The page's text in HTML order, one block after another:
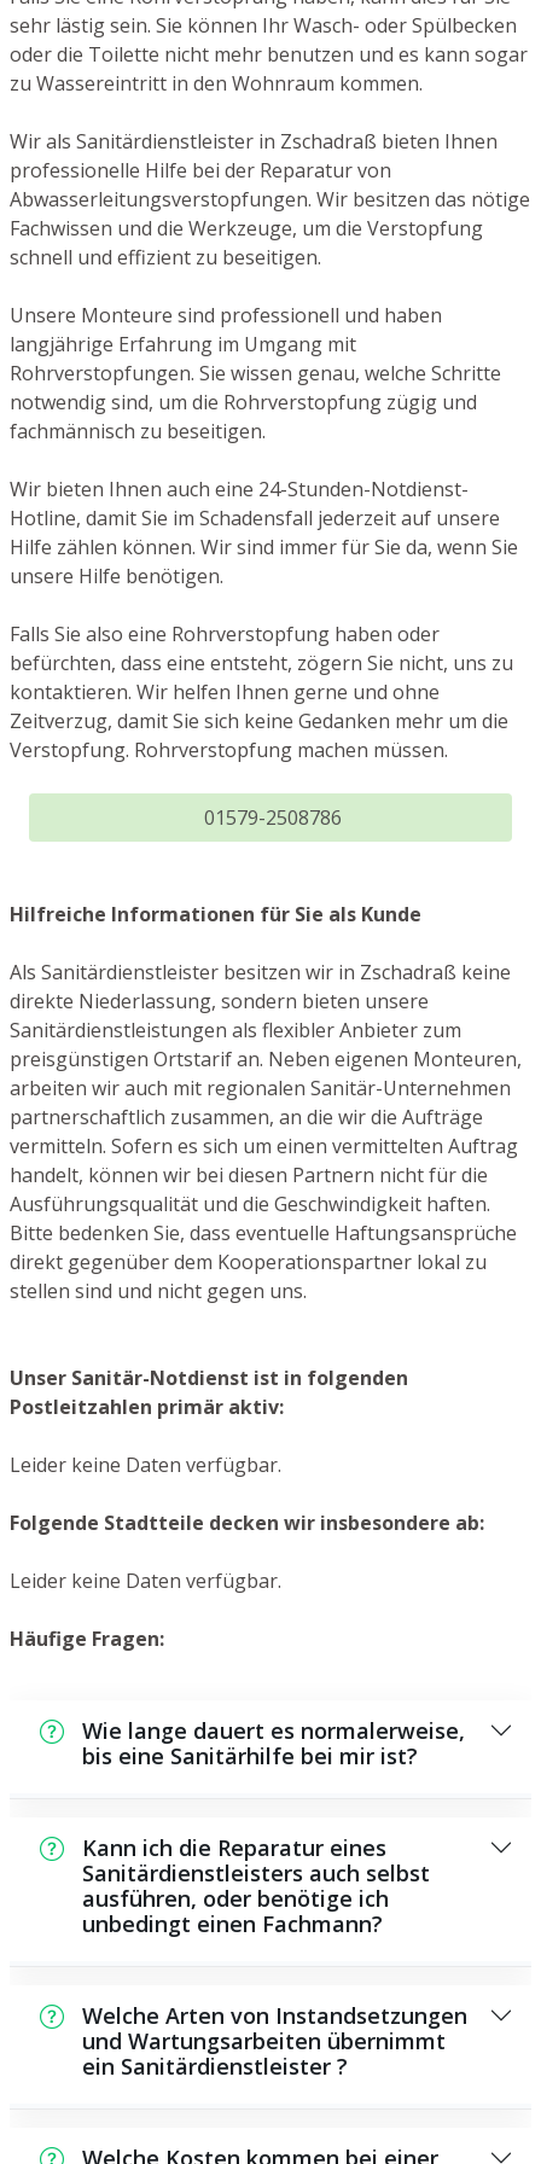
sehr lästig sein. Sie können Ihr Wasch- oder Spülbecken
oder die Toilette nicht mehr benutzen und es kann sogar
zu Wassereintritt in den Wohnraum kommen.
Wir als Sanitärdienstleister in Zschadraß bieten Ihnen
professionelle Hilfe bei der Reparatur von
Abwasserleitungsverstopfungen. Wir besitzen das nötige
Fachwissen und die Werkzeuge, um die Verstopfung
schnell und effizient zu beseitigen.
Unsere Monteure sind professionell und haben
langjährige Erfahrung im Umgang mit
Rohrverstopfungen. Sie wissen genau, welche Schritte
notwendig sind, um die Rohrverstopfung zügig und
fachmännisch zu beseitigen.
Wir bieten Ihnen auch eine 24-Stunden-Notdienst-
Hotline, damit Sie im Schadensfall jederzeit auf unsere
Hilfe zählen können. Wir sind immer für Sie da, wenn Sie
unsere Hilfe benötigen.
Falls Sie also eine Rohrverstopfung haben oder
befürchten, dass eine entsteht, zögern Sie nicht, uns zu
kontaktieren. Wir helfen Ihnen gerne und ohne
Zeitverzug, damit Sie sich keine Gedanken mehr um die
Verstopfung. Rohrverstopfung machen müssen.
01579-2508786
Hilfreiche Informationen für Sie als Kunde
Als Sanitärdienstleister besitzen wir in Zschadraß keine
direkte Niederlassung, sondern bieten unsere
Sanitärdienstleistungen als flexibler Anbieter zum
preisgünstigen Ortstarif an. Neben eigenen Monteuren,
arbeiten wir auch mit regionalen Sanitär-Unternehmen
partnerschaftlich zusammen, an die wir die Aufträge
vermitteln. Sofern es sich um einen vermittelten Auftrag
handelt, können wir bei diesen Partnern nicht für die
Ausführungsqualität und die Geschwindigkeit haften.
Bitte bedenken Sie, dass eventuelle Haftungsansprüche
direkt gegenüber dem Kooperationspartner lokal zu
stellen sind und nicht gegen uns.
Unser Sanitär-Notdienst ist in folgenden
Postleitzahlen primär aktiv:
Leider keine Daten verfügbar.
Folgende Stadtteile decken wir insbesondere ab:
Leider keine Daten verfügbar.
Häufige Fragen:
Wie lange dauert es normalerweise,
bis eine Sanitärhilfe bei mir ist?
der Schadensstelle sein. Das hängt aber auch
von der Auftragslage zu dem Zeitraum ab
und von der Verkehrslage und der
Entfernung zu Ihnen.
Kann ich die Reparatur eines
Sanitärdienstleisters auch selbst
ausführen, oder benötige ich
unbedingt einen Fachmann?
Wartungsarbeiten, die Sie selbst ausführen
können, zum Beispiel die Anwendung von
Rohrreinigern aus dem Supermarkt.
Spezialwerkzeug oder besonderem Wissen
Welche Arten von Instandsetzungen
und Wartungsarbeiten übernimmt
ein Sanitärdienstleister ?
Anzahl von Instandsetzungen und